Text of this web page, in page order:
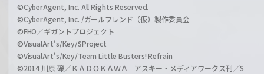
©CyberAgent, Inc. All Rights Reserved.
©CyberAgent, Inc. /ガールフレンド（仮）製作委員会
©FHO／ギガントプロジェクト
©VisualArt's/Key/SProject
©VisualArt's/Key/Team Little Busters! Refrain
©2014 川原 礫／ＫＡＤＯＫＡＷＡ アスキー・メディアワークス刊／S